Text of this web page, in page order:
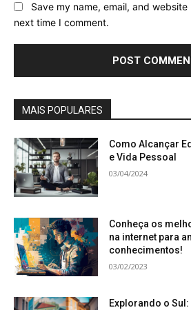
Save my name, email, and
next time I comment.
MAIS POPULARES
Como Alcançar
e Vida Pessoal
03/04/2024
Conheça os
na internet para
conhecimentos!
03/02/2023
Explorando o